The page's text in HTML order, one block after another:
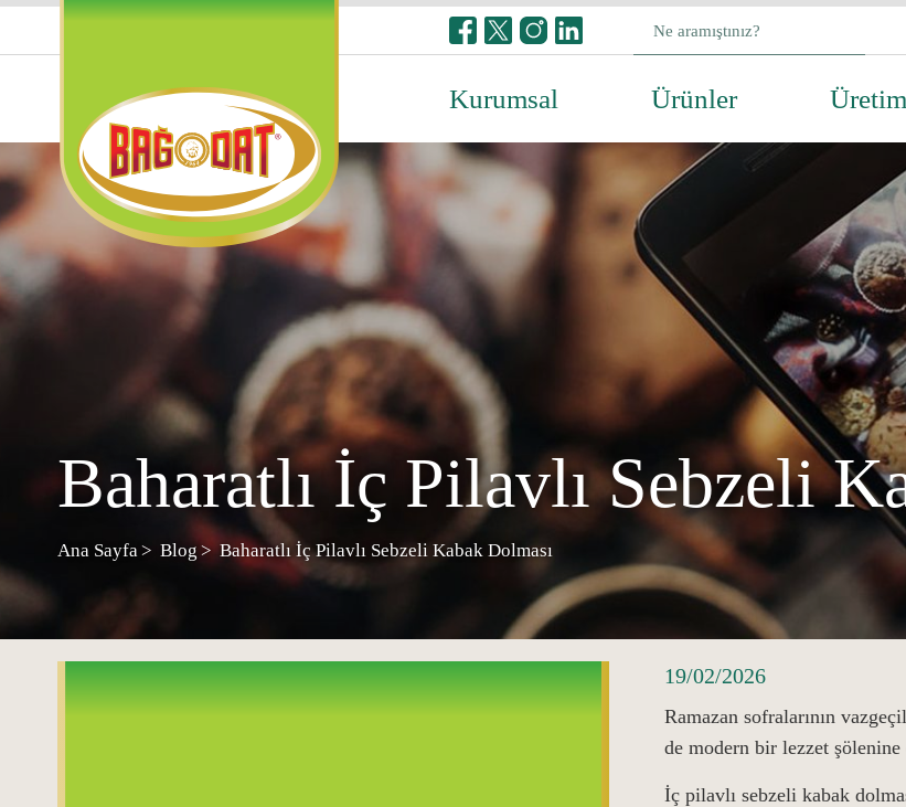
Kurumsal Ürünler Üretim
Baharatlı İç Pilavlı Sebzeli
Ana Sayfa Blog Baharatlı İç Pilavlı Sebzeli Kabak Dolması
19/02/2026
Ramazan sofralarının
de modern bir lezzet şölenine
İç pilavlı sebzeli kabak